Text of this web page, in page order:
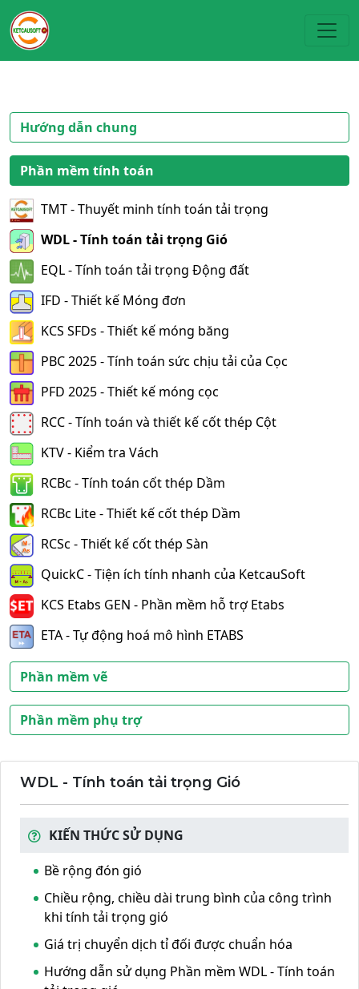
Hướng dẫn chung
Phần mềm tính toán
TMT - Thuyết minh tính toán tải trọng
WDL - Tính toán tải trọng Gió
EQL - Tính toán tải trọng Động đất
IFD - Thiết kế Móng đơn
KCS SFDs - Thiết kế móng băng
PBC 2025 - Tính toán sức chịu tải của Cọc
PFD 2025 - Thiết kế móng cọc
RCC - Tính toán và thiết kế cốt thép Cột
KTV - Kiểm tra Vách
RCBc - Tính toán cốt thép Dầm
RCBc Lite - Thiết kế cốt thép Dầm
RCSc - Thiết kế cốt thép Sàn
QuickC - Tiện ích tính nhanh của KetcauSoft
KCS Etabs GEN - Phần mềm hỗ trợ Etabs
ETA - Tự động hoá mô hình ETABS
Phần mềm vẽ
Phần mềm phụ trợ
WDL - Tính toán tải trọng Gió
KIẾN THỨC SỬ DỤNG
Bề rộng đón gió
Chiều rộng, chiều dài trung bình của công trình
khi tính tải trọng gió
Giá trị chuyển dịch tỉ đối được chuẩn hóa
Hướng dẫn sử dụng Phần mềm WDL - Tính toán